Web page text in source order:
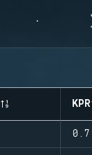
KPR
0.7